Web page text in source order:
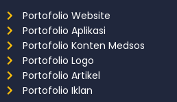
Portofolio Website
Portofolio Aplikasi
Portofolio Konten Medsos
Portofolio Logo
Portofolio Artikel
Portofolio Iklan